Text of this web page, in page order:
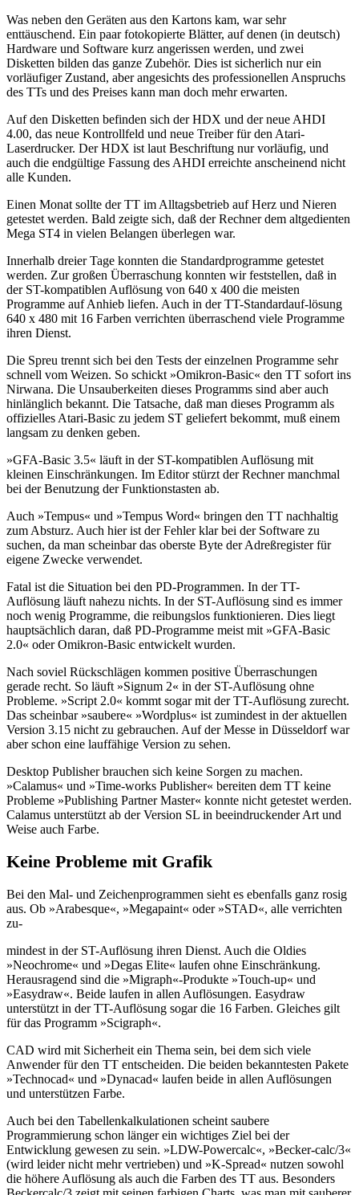
Was neben den Geräten aus den Kartons kam, war sehr
enttäuschend. Ein paar fotokopierte Blätter, auf denen (in deutsch)
Hardware und Software kurz angerissen werden, und zwei
Disketten bilden das ganze Zubehör. Dies ist sicherlich nur ein
vorläufiger Zustand, aber angesichts des professionellen Anspruchs
des TTs und des Preises kann man doch mehr erwarten.
Auf den Disketten befinden sich der HDX und der neue AHDI
4.00, das neue Kontrollfeld und neue Treiber für den Atari-
Laserdrucker. Der HDX ist laut Beschriftung nur vorläufig, und
auch die endgültige Fassung des AHDI erreichte anscheinend nicht
alle Kunden.
Einen Monat sollte der TT im Alltagsbetrieb auf Herz und Nieren
getestet werden. Bald zeigte sich, daß der Rechner dem altgedienten
Mega ST4 in vielen Belangen überlegen war.
Innerhalb dreier Tage konnten die Standardprogramme getestet
werden. Zur großen Überraschung konnten wir feststellen, daß in
der ST-kompatiblen Auflösung von 640 x 400 die meisten
Programme auf Anhieb liefen. Auch in der TT-Standardauf-lösung
640 x 480 mit 16 Farben verrichten überraschend viele Programme
ihren Dienst.
Die Spreu trennt sich bei den Tests der einzelnen Programme sehr
schnell vom Weizen. So schickt »Omikron-Basic« den TT sofort ins
Nirwana. Die Unsauberkeiten dieses Programms sind aber auch
hinlänglich bekannt. Die Tatsache, daß man dieses Programm als
offizielles Atari-Basic zu jedem ST geliefert bekommt, muß einem
langsam zu denken geben.
»GFA-Basic 3.5« läuft in der ST-kompatiblen Auflösung mit
kleinen Einschränkungen. Im Editor stürzt der Rechner manchmal
bei der Benutzung der Funktionstasten ab.
Auch »Tempus« und »Tempus Word« bringen den TT nachhaltig
zum Absturz. Auch hier ist der Fehler klar bei der Software zu
suchen, da man scheinbar das oberste Byte der Adreßregister für
eigene Zwecke verwendet.
Fatal ist die Situation bei den PD-Programmen. In der TT-
Auflösung läuft nahezu nichts. In der ST-Auflösung sind es immer
noch wenig Programme, die reibungslos funktionieren. Dies liegt
hauptsächlich daran, daß PD-Programme meist mit »GFA-Basic
2.0« oder Omikron-Basic entwickelt wurden.
Nach soviel Rückschlägen kommen positive Überraschungen
gerade recht. So läuft »Signum 2« in der ST-Auflösung ohne
Probleme. »Script 2.0« kommt sogar mit der TT-Auflösung zurecht.
Das scheinbar »saubere« »Wordplus« ist zumindest in der aktuellen
Version 3.15 nicht zu gebrauchen. Auf der Messe in Düsseldorf war
aber schon eine lauffähige Version zu sehen.
Desktop Publisher brauchen sich keine Sorgen zu machen.
»Calamus« und »Time-works Publisher« bereiten dem TT keine
Probleme »Publishing Partner Master« konnte nicht getestet werden.
Calamus unterstützt ab der Version SL in beeindruckender Art und
Weise auch Farbe.
Keine Probleme mit Grafik
Bei den Mal- und Zeichenprogrammen sieht es ebenfalls ganz rosig
aus. Ob »Arabesque«, »Megapaint« oder »STAD«, alle verrichten
zu-
mindest in der ST-Auflösung ihren Dienst. Auch die Oldies
»Neochrome« und »Degas Elite« laufen ohne Einschränkung.
Herausragend sind die »Migraph«-Produkte »Touch-up« und
»Easydraw«. Beide laufen in allen Auflösungen. Easydraw
unterstützt in der TT-Auflösung sogar die 16 Farben. Gleiches gilt
für das Programm »Scigraph«.
CAD wird mit Sicherheit ein Thema sein, bei dem sich viele
Anwender für den TT entscheiden. Die beiden bekanntesten Pakete
»Technocad« und »Dynacad« laufen beide in allen Auflösungen
und unterstützen Farbe.
Auch bei den Tabellenkalkulationen scheint saubere
Programmierung schon länger ein wichtiges Ziel bei der
Entwicklung gewesen zu sein. »LDW-Powercalc«, »Becker-calc/3«
(wird leider nicht mehr vertrieben) und »K-Spread« nutzen sowohl
die höhere Auflösung als auch die Farben des TT aus. Besonders